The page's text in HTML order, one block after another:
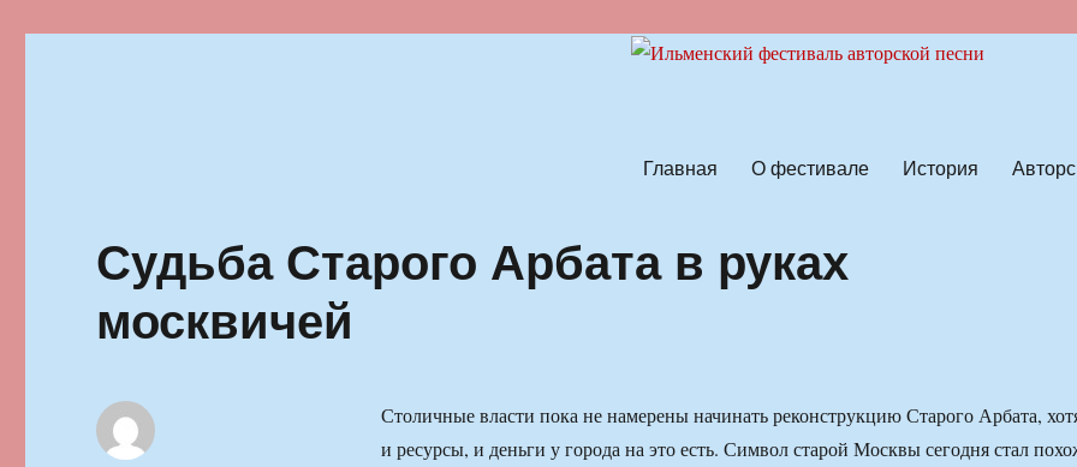
Главная О фестивале История
Судьба Старого Арбата в руках
москвичей
Столичные власти пока не намерены начинать реконструкцию Старого Арбата,
и ресурсы, и деньги у города на это есть. Символ старой Москвы сегодня стал